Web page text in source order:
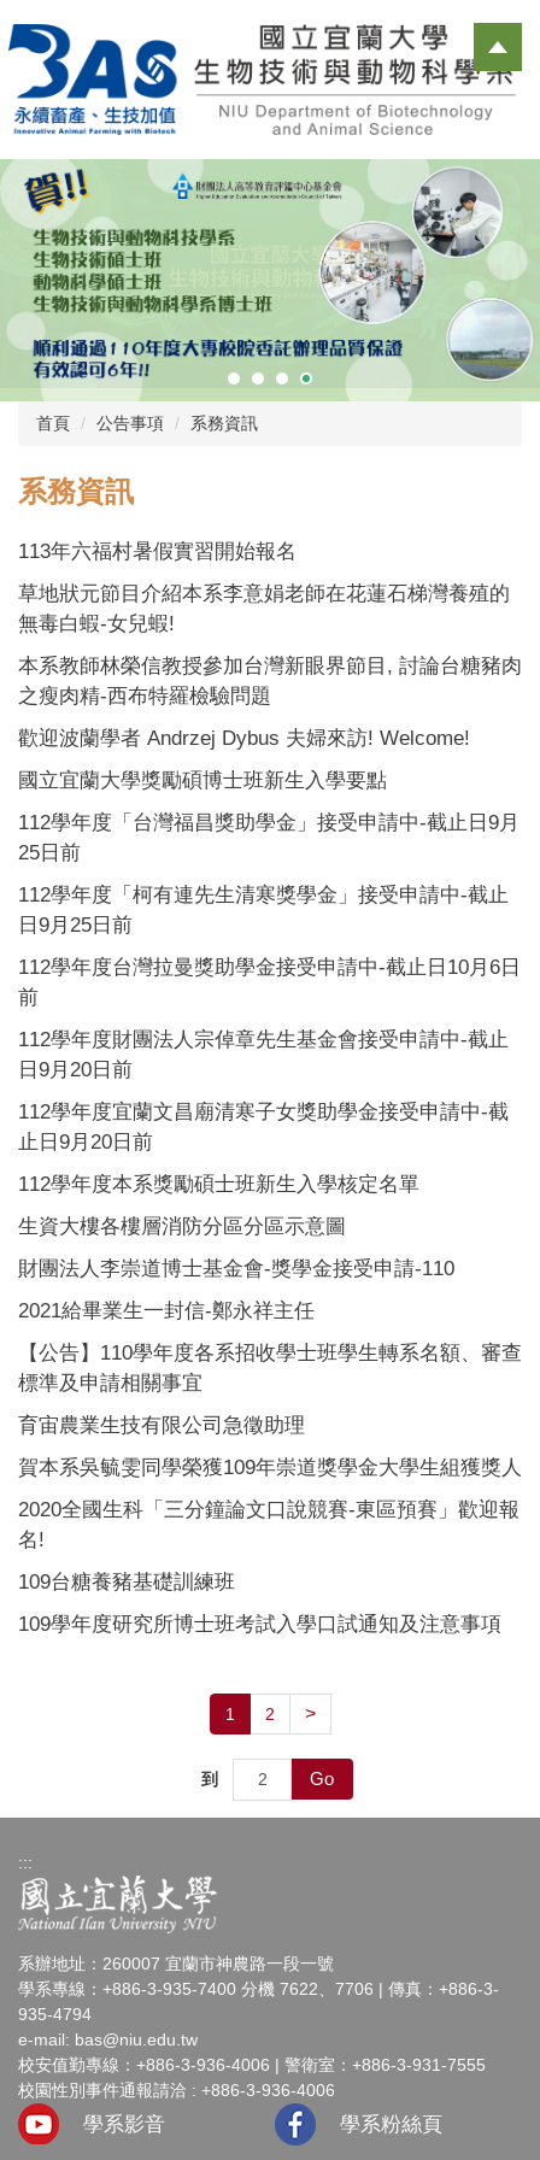
到
要
內
首頁 公告事項 系務資訊
系務資訊
113年六福村暑假實習開始報名
草地狀元節目介紹本系李意娟老師在花蓮石梯灣養殖的
無毒白蝦-女兒蝦!
本系教師林榮信教授參加台灣新眼界節目, 討論台糖豬肉
之瘦肉精-西布特羅檢驗問題
歡迎波蘭學者 Andrzej Dybus 夫婦來訪! Welcome!
國立宜蘭大學獎勵碩博士班新生入學要點
112學年度「台灣福昌獎助學金」接受申請中-截止日9月
25日前
112學年度「柯有連先生清寒獎學金」接受申請中-截止
日9月25日前
112學年度台灣拉曼獎助學金接受申請中-截止日10月6日
前
112學年度財團法人宗倬章先生基金會接受申請中-截止
日9月20日前
112學年度宜蘭文昌廟清寒子女獎助學金接受申請中-截
止日9月20日前
112學年度本系獎勵碩士班新生入學核定名單
生資大樓各樓層消防分區分區示意圖
財團法人李崇道博士基金會-獎學金接受申請-110
2021給畢業生一封信-鄭永祥主任
【公告】110學年度各系招收學士班學生轉系名額、審查
標準及申請相關事宜
育宙農業生技有限公司急徵助理
賀本系吳毓雯同學榮獲109年崇道獎學金大學生組獲獎人
2020全國生科「三分鐘論文口說競賽-東區預賽」歡迎報
名!
109台糖養豬基礎訓練班
109學年度研究所博士班考試入學口試通知及注意事項
1 2 >
到 Go
:::
系辦地址：260007 宜蘭市神農路一段一號
學系專線：+886-3-935-7400 分機 7622、7706 | 傳真：+886-3-
935-4794
e-mail: bas@niu.edu.tw
校安值勤專線：+886-3-936-4006 | 警衛室：+886-3-931-7555
校園性別事件通報請洽 : +886-3-936-4006
學系影音 學系粉絲頁